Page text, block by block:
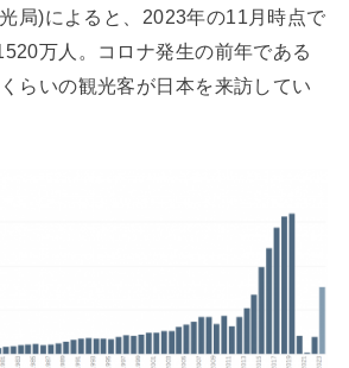
局)によると、2023年の11月時点で
万人。コロナ発生の前年である
らいの観光客が日本を来訪してい